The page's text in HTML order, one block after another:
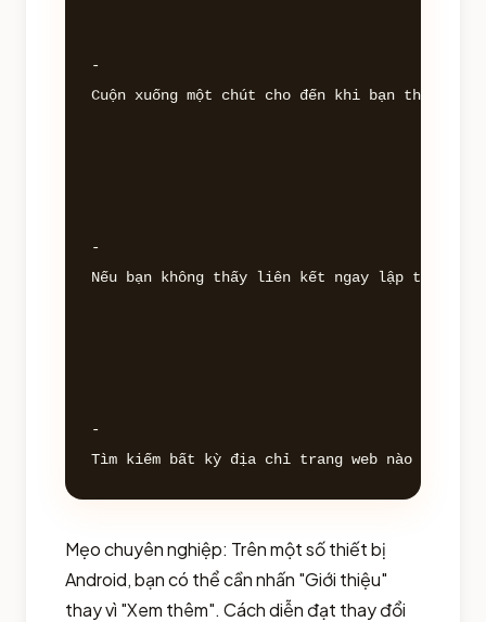
-
Cuộn xuống một chút cho đến khi bạn thấy
-
Nếu bạn không thấy liên kết ngay lập tức,
-
Mẹo chuyên nghiệp: Trên một số thiết bị
Android, bạn có thể cần nhấn "Giới thiệu"
thay vì "Xem thêm". Cách diễn đạt thay đổi